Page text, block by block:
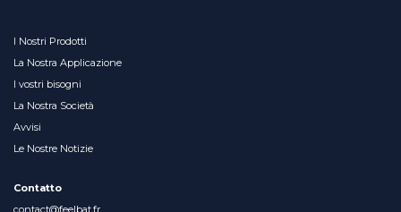
I Nostri Prodotti
La Nostra Applicazione
I vostri bisogni
La Nostra Società
Avvisi
Le Nostre Notizie
Contatto
contact@feelbat.fr